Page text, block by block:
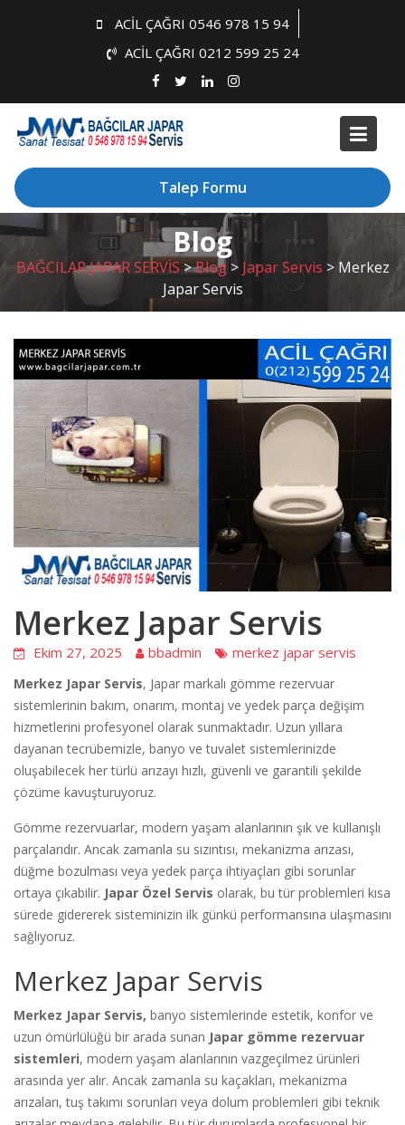
ACİL ÇAĞRI 0546 978 15 94
ACİL ÇAĞRI 0212 599 25 24
Talep Formu
Blog
BAĞCILAR JAPAR SERVİS>Blog> Japar Servis > Merkez
Japar Servis
Merkez Japar Servis
Ekim 27, 2025 bbadmin merkez japar servis
Merkez Japar Servis, Japar markalı gömme rezervuar
sistemlerinin bakım, onarım, montaj ve yedek parça değişim
hizmetlerini profesyonel olarak sunmaktadır. Uzun yıllara
dayanan tecrübemizle, banyo ve tuvalet sistemlerinizde
oluşabilecek her türlü arızayı hızlı, güvenli ve garantili şekilde
çözüme kavuşturuyoruz.
Gömme rezervuarlar, modern yaşam alanlarının şık ve kullanışlı
parçalarıdır. Ancak zamanla su sızıntısı, mekanizma arızası,
düğme bozulması veya yedek parça ihtiyaçları gibi sorunlar
ortaya çıkabilir. Japar Özel Servis olarak, bu tür problemleri kısa
sürede gidererek sisteminizin ilk günkü performansına ulaşmasını
sağlıyoruz.
Merkez Japar Servis
Merkez Japar Servis, banyo sistemlerinde estetik, konfor ve
uzun ömürlülüğü bir arada sunan Japar gömme rezervuar
sistemleri, modern yaşam alanlarının vazgeçilmez ürünleri
arasında yer alır. Ancak zamanla su kaçakları, mekanizma
arızaları, tuş takımı sorunları veya dolum problemleri gibi teknik